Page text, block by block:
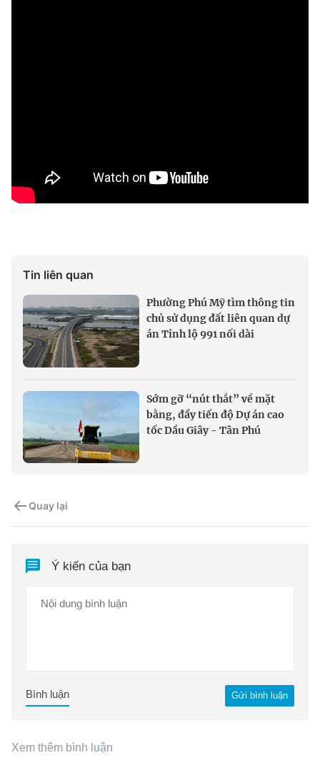
Tin liên quan
Phường Phú Mỹ tìm thông tin
chủ sử dụng đất liên quan dự
án Tỉnh lộ 991 nối dài
Sớm gỡ “nút thắt” về mặt
bằng, đẩy tiến độ Dự án cao
tốc Dầu Giây - Tân Phú
Quay lại
Ý kiến của bạn
Gửi bình luận
Bình luận
Xem thêm bình luận